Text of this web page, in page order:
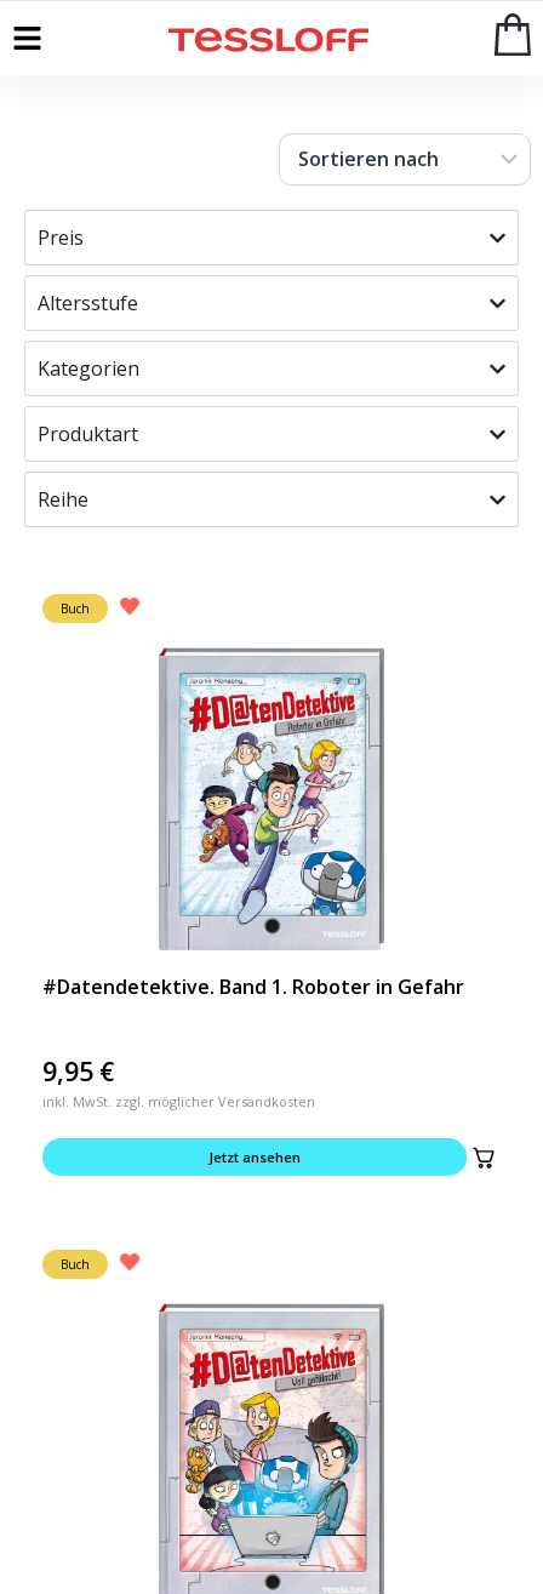
Start
Preis
Altersstufe
Kategorien
Produktart
Reihe
Buch
#Datendetektive. Band 1. Roboter in Gefahr
9,95 €
inkl. MwSt. zzgl. möglicher Versandkosten
Jetzt ansehen
Buch